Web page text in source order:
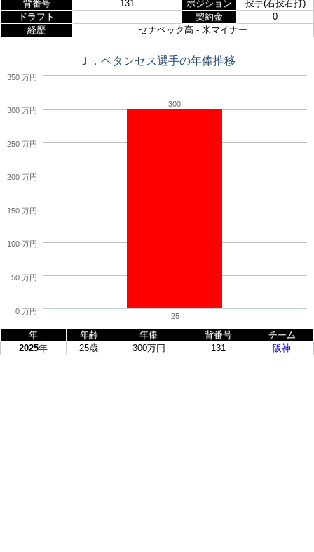
背番号
131 ポジション
投手(右投右打)
ドラフト
契約金
0
経歴
セナペック高 - 米マイナー
Ｊ．ベタンセス選手の年俸推移
300
25
0 万円
50 万円
100 万円
150 万円
200 万円
250 万円
300 万円
350 万円
年 年齢 年俸 背番号
チーム
2025年 25歳 300万円 131 阪神